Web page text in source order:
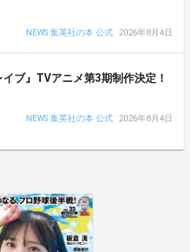
NEWS 集英社の本 公式
2026年8月4日
イブ』TVアニメ第3期制作決定！
NEWS 集英社の本 公式
2026年8月4日